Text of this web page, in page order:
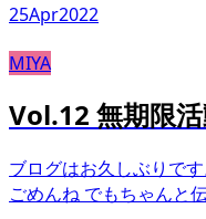
25Apr2022
MIYA
Vol.12 無期限
ブログはお久しぶりで
ごめんね でもちゃんと